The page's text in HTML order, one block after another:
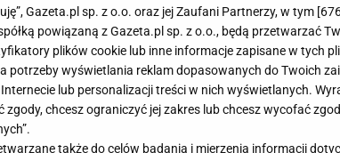
Gazeta.pl sp. z o.o. oraz jej Zaufani Partnerzy, w tym [
powiązaną z Gazeta.pl sp. z o.o., będą przetwarzać
plików cookie lub inne informacje zapisane w tych
potrzeby wyświetlania reklam dopasowanych do Twoich
lub personalizacji treści w nich wyświetlanych.
chcesz ograniczyć jej zakres lub chcesz wycofać
także do celów badania i mierzenia informacji